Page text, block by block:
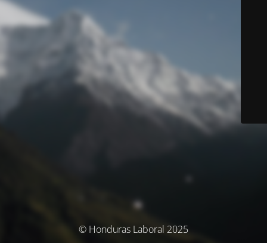
© Honduras Laboral 2025